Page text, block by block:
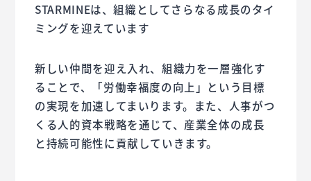
STARMINEは、組織としてさらなる成長のタイ
ミングを迎えています
新しい仲間を迎え入れ、組織力を一層強化す
ることで、「労働幸福度の向上」という目標
の実現を加速してまいります。また、人事がつ
くる人的資本戦略を通じて、産業全体の成長
と持続可能性に貢献していきます。